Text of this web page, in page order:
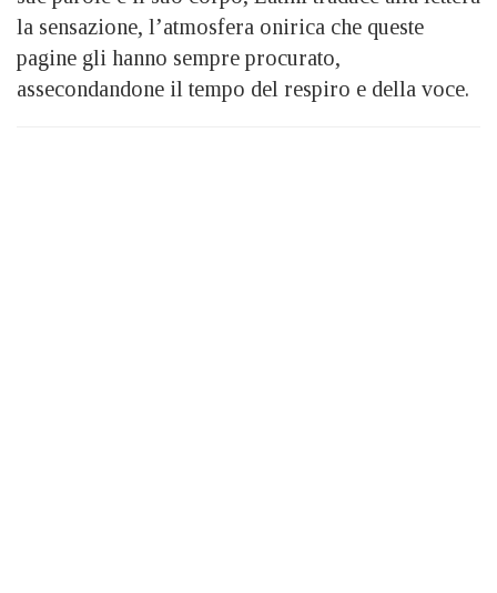
la sensazione, l’atmosfera onirica che queste
pagine gli hanno sempre procurato,
assecondandone il tempo del respiro e della voce.